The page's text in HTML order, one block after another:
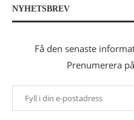
NYHETSBREV
Få den senaste
Prenumerera